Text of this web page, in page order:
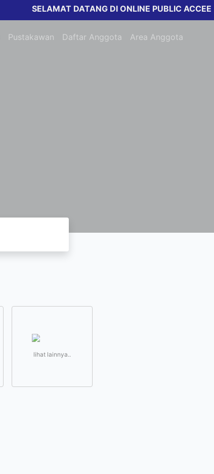
SELAMAT DATANG DI ONLINE PUBLIC
Pustakawan Daftar Anggota Area Anggota
lihat lainnya..